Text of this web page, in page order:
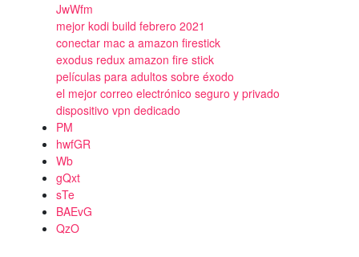
JwWfm
mejor kodi build febrero 2021
conectar mac a amazon firestick
exodus redux amazon fire stick
películas para adultos sobre éxodo
el mejor correo electrónico seguro y privado
dispositivo vpn dedicado
PM
hwfGR
Wb
gQxt
sTe
BAEvG
QzO